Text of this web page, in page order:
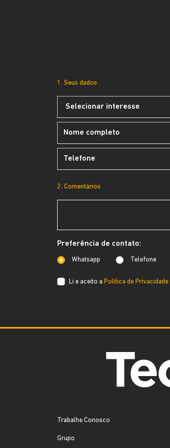
1. Seus dados
2. Comentários
Preferência de contato:
Whatsapp Telefone
Li e aceito a Política de Privacidade
Trabalhe Conosco
Grupo